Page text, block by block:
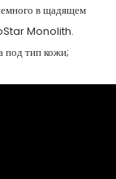
в щадящем
Monolith.
под тип кожи;